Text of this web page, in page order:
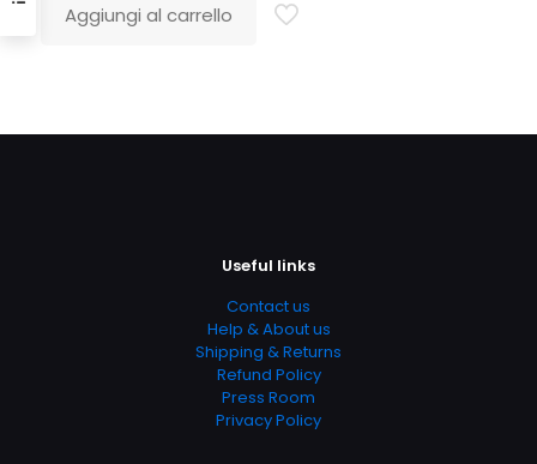
Aggiungi al carrello
Useful links
Contact us
Help & About us
Shipping & Returns
Refund Policy
Press Room
Privacy Policy